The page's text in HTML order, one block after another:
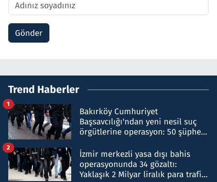
Gönder
Trend Haberler
Bakırköy Cumhuriyet
Başsavcılığı'ndan yeni nesil suç
örgütlerine operasyon: 50 şüpheli
1
İzmir merkezli yasa dışı bahis
operasyonunda 34 gözaltı:
Yaklaşık 2 Milyar liralık para trafiği
2